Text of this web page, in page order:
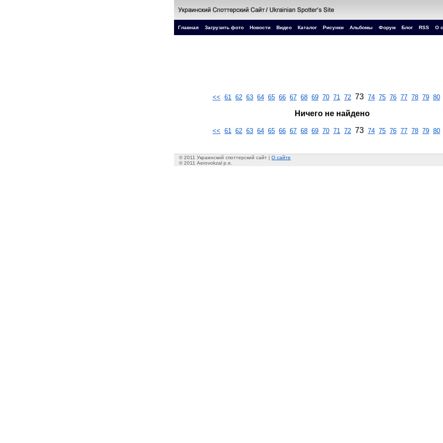
Главная Загрузить фото Новости Видео Каталог Рисунки Альбомы Форум Блог RSS О
<< 61 62 63 64 65 66 67 68 69 70 71 72 73 74 75 76 77 78 79 80
Ничего не найдено
<< 61 62 63 64 65 66 67 68 69 70 71 72 73 74 75 76 77 78 79 80
© 2011 Украинский споттерский сайт | О сайте
© 2011 Aerovokzal p.e.